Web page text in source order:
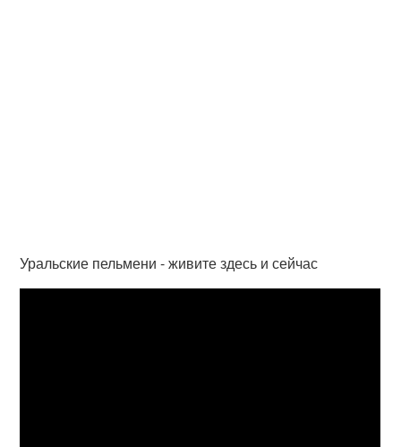
Уральские пельмени - живите здесь и сейчас